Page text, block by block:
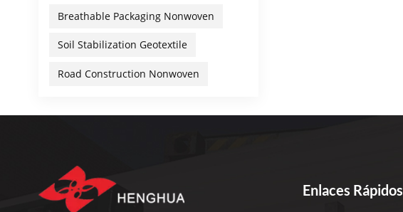
Breathable Packaging Nonwoven
Soil Stabilization Geotextile
Road Construction Nonwoven
Enlaces Rápidos